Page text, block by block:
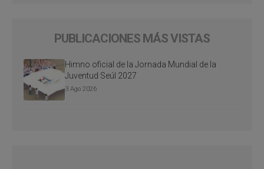
PUBLICACIONES MÁS VISTAS
Himno oficial de la Jornada Mundial de la
Juventud Seúl 2027
3 Ago 2026